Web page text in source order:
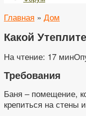
Главная » Дом
Какой
На чтение: 17 мин
Требования
Баня – помещение,
крепиться на стены